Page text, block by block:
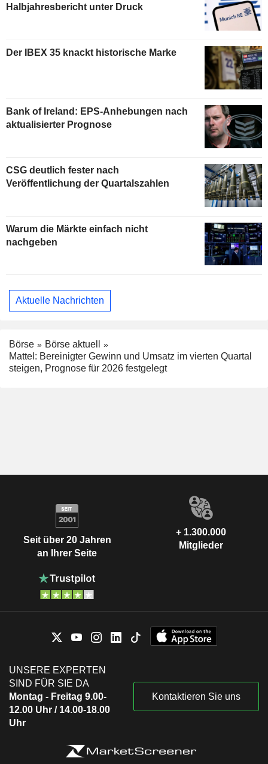
Halbjahresbericht unter Druck
Der IBEX 35 knackt historische Marke
Bank of Ireland: EPS-Anhebungen nach
aktualisierter Prognose
CSG deutlich fester nach
Veröffentlichung der Quartalszahlen
Warum die Märkte einfach nicht
nachgeben
Aktuelle Nachrichten
Börse
Börse aktuell
Mattel: Bereinigter Gewinn und Umsatz im vierten Quartal
steigen, Prognose für 2026 festgelegt
Seit über 20 Jahren
an Ihrer Seite
+ 1.300.000
Mitglieder
UNSERE EXPERTEN
SIND FÜR SIE DA
Montag - Freitag 9.00-
12.00 Uhr / 14.00-18.00
Uhr
Kontaktieren Sie uns